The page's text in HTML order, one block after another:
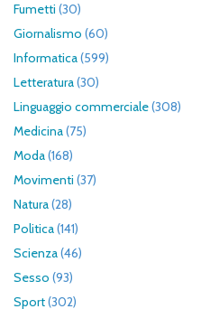
Fumetti (30)
Giornalismo (60)
Informatica(599)
Letteratura(30)
Linguaggio commerciale(308)
Medicina(75)
Moda(168)
Movimenti (37)
Natura(28)
Politica(141)
Scienza(46)
Sesso (93)
Sport(302)